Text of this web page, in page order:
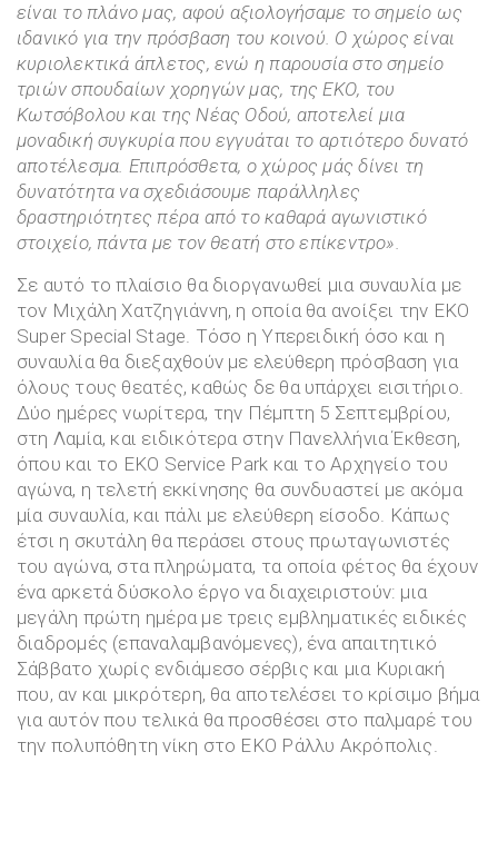
είναι το πλάνο μας, αφού αξιολογήσαμε το σημείο ως
ιδανικό για την πρόσβαση του κοινού. Ο χώρος είναι
κυριολεκτικά άπλετος, ενώ η παρουσία στο σημείο
τριών σπουδαίων χορηγών μας, της ΕΚΟ, του
Κωτσόβολου και της Νέας Οδού, αποτελεί μια
μοναδική συγκυρία που εγγυάται το αρτιότερο δυνατό
αποτέλεσμα. Επιπρόσθετα, ο χώρος μάς δίνει τη
δυνατότητα να σχεδιάσουμε παράλληλες
δραστηριότητες πέρα από το καθαρά αγωνιστικό
στοιχείο, πάντα με τονθεατή στο επίκεντρο».
Σε αυτό το πλαίσιο θα διοργανωθεί μια συναυλία με
τον Μιχάλη Χατζηγιάννη, η οποία θα ανοίξει την EKO
Super Special Stage. Τόσο η Υπερειδική όσο και η
συναυλία θα διεξαχθούν με ελεύθερη πρόσβαση για
όλους τους θεατές, καθώς δε θα υπάρχει εισιτήριο.
Δύο ημέρες νωρίτερα, την Πέμπτη 5 Σεπτεμβρίου,
στη Λαμία, και ειδικότερα στην Πανελλήνια Έκθεση,
όπου και το ΕΚΟ Service Park και το Αρχηγείο του
αγώνα, η τελετή εκκίνησης θα συνδυαστεί με ακόμα
μία συναυλία, και πάλι με ελεύθερη είσοδο. Κάπως
έτσι η σκυτάλη θα περάσει στους πρωταγωνιστές
του αγώνα, στα πληρώματα, τα οποία φέτος θα έχουν
ένα αρκετά δύσκολο έργο να διαχειριστούν: μια
μεγάλη πρώτη ημέρα με τρεις εμβληματικές ειδικές
διαδρομές (επαναλαμβανόμενες), ένα απαιτητικό
Σάββατο χωρίς ενδιάμεσο σέρβις και μια Κυριακή
που, αν και μικρότερη, θα αποτελέσει το κρίσιμο βήμα
για αυτόν που τελικά θα προσθέσει στο παλμαρέ του
την πολυπόθητη νίκη στο ΕΚΟ Ράλλυ Ακρόπολις.